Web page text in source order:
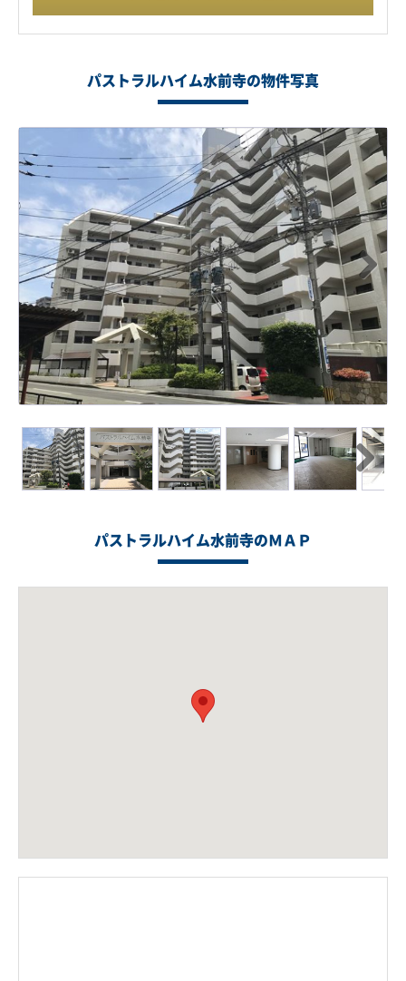
パストラルハイム水前寺の物件写真
Next
Next
パストラルハイム水前寺のＭＡＰ